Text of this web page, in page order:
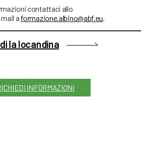
contattaci allo
a formazione.albino@abf.eu
la locandina
INFORMAZIONI